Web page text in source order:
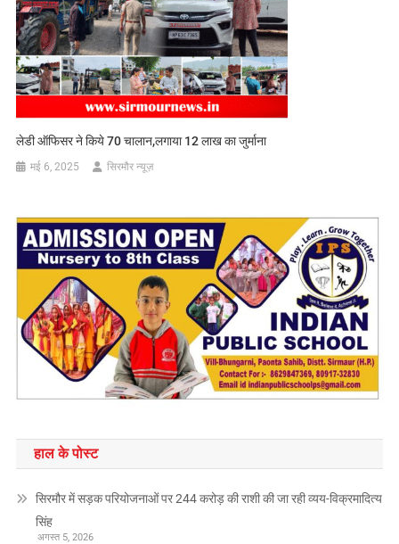
लेडी ऑफिसर ने किये 70 चालान,लगाया 12 लाख का जुर्माना
मई 6, 2025 सिरमौर न्यूज़
हाल के पोस्ट
सिरमौर में सड़क परियोजनाओं पर 244 करोड़ की राशी की जा रही व्यय-विक्रमादित्य
सिंह
अगस्त 5, 2026